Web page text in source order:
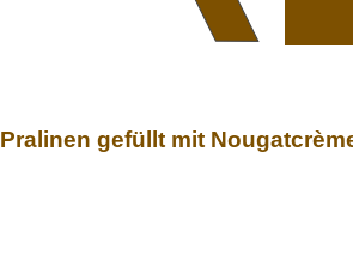
Pralinen gefüllt mit